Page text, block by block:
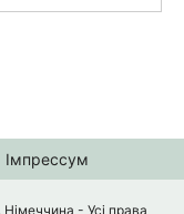
Імпрессум
- Усі права